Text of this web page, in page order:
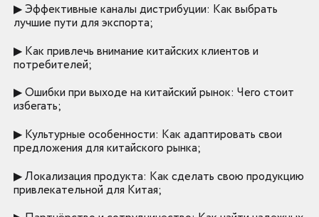
▶ Эффективные каналы дистрибуции: Как выбрать
лучшие пути для экспорта;
▶ Как привлечь внимание китайских клиентов и
потребителей;
▶ Ошибки при выходе на китайский рынок: Чего стоит
избегать;
▶ Культурные особенности: Как адаптировать свои
предложения для китайского рынка;
▶ Локализация продукта: Как сделать свою продукцию
привлекательной для Китая;